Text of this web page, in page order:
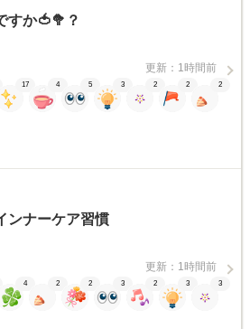
すか🍅🥦？
更新：1時間前
17 4 5 3 2 2 2
ンナーケア習慣
更新：1時間前
4 2 2 3 2 3 3